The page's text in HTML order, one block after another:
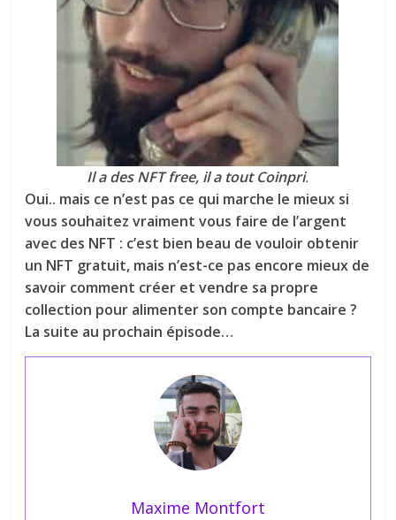
Il a des NFT free, il a tout Coinpri.
Oui.. mais ce n’est pas ce qui marche le mieux si
vous souhaitez vraiment vous faire de l’argent
avec des NFT : c’est bien beau de vouloir obtenir
un NFT gratuit, mais n’est-ce pas encore mieux de
savoir comment créer et vendre sa propre
collection pour alimenter son compte bancaire ?
La suite au prochain épisode…
Maxime Montfort